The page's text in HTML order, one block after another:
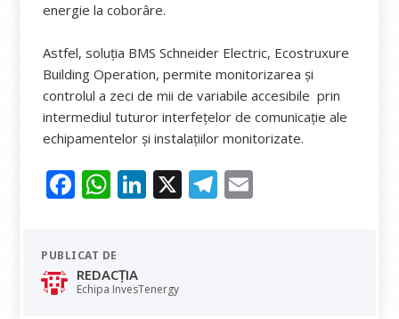
energie la coborâre.
Astfel, soluția BMS Schneider Electric, Ecostruxure
Building Operation, permite monitorizarea și
controlul a zeci de mii de variabile accesibile prin
intermediul tuturor interfețelor de comunicație ale
echipamentelor și instalațiilor monitorizate.
F
e
b
o
W
at
s
A
Li
dI
X T
PUBLICAT DE
REDACȚIA
Echipa InvesTenergy